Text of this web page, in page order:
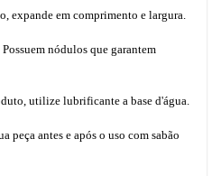
expande em comprimento e largura.
nódulos que garantem
utilize lubrificante a base d'água.
peça antes e após o uso com sabão